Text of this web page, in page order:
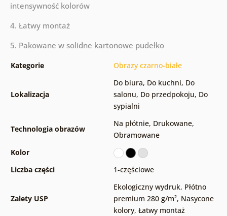
intensywność kolorów
4. Łatwy montaż
5. Pakowane w solidne kartonowe pudełko
Kategorie Obrazy czarno-białe
Lokalizacja
Do biura, Do kuchni, Do
salonu, Do przedpokoju, Do
sypialni
Technologia obrazów
Na płótnie, Drukowane,
Obramowane
Kolor
Liczba części
1-częściowe
Zalety USP
Ekologiczny wydruk, Płótno
premium 280 g/m², Nasycone
kolory, Łatwy montaż